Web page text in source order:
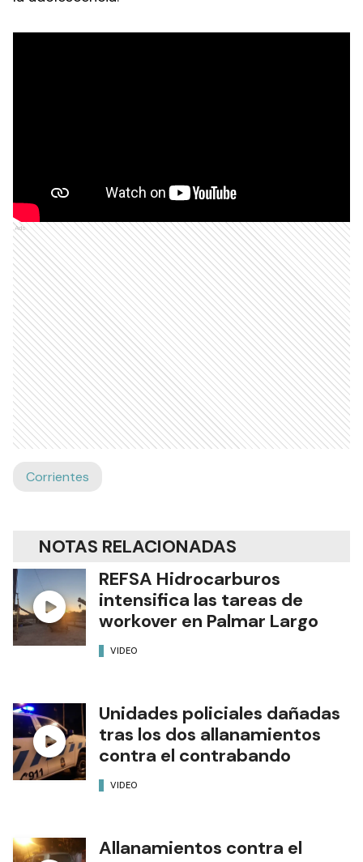
Ads
Corrientes
NOTAS RELACIONADAS
REFSA Hidrocarburos
intensifica las tareas de
workover en Palmar Largo
VIDEO
Unidades policiales dañadas
tras los dos allanamientos
contra el contrabando
VIDEO
Allanamientos contra el